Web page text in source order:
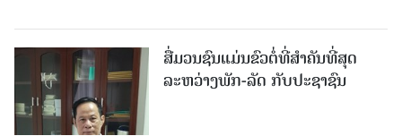
ສື່ມວນຊົນແມ່ນຂົວຕໍ່ທີ່ສໍາຄັນທີ່ສຸດ
ລະຫວ່າງພັກ-ລັດ ກັບປະຊາຊົນ